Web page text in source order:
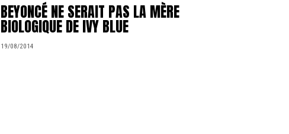
BEYONCÉ NE SERAIT PAS LA MÈRE
BIOLOGIQUE DE IVY BLUE
19/08/2014